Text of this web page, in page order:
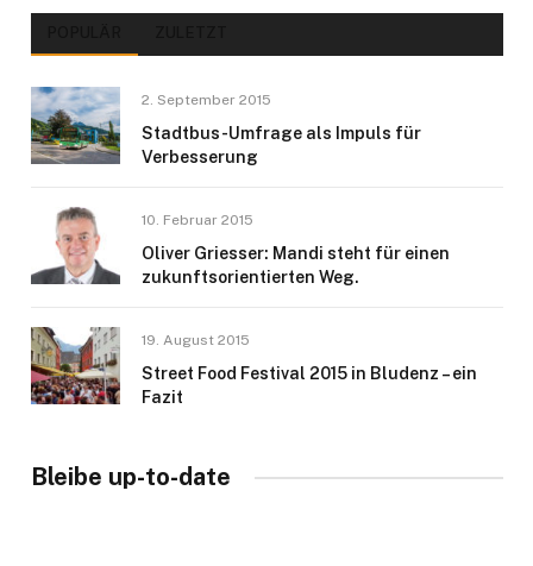
2. September 2015
Stadtbus-Umfrage als Impuls für
Verbesserung
10. Februar 2015
Oliver Griesser: Mandi steht für einen
zukunftsorientierten Weg.
19. August 2015
Street Food Festival 2015 in Bludenz – ein
Fazit
Bleibe up-to-date